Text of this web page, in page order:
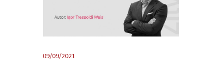
09/09/2021